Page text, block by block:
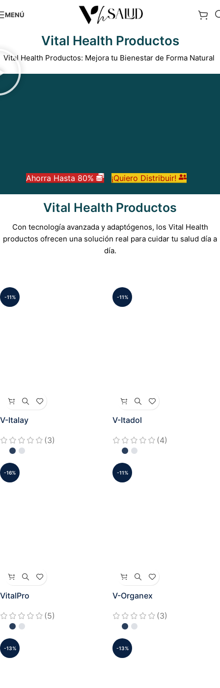
MENÚ
Vital Health Productos
Vital Health Productos: Mejora tu Bienestar de Forma Natural
Ahorra Hasta 80% ¡Quiero Distribuir!
Vital Health Productos
Con tecnología avanzada y adaptógenos, los Vital Health
productos ofrecen una solución real para cuidar tu salud día a
día.
-11%
V-Italay
(3)
-11%
V-Itadol
(4)
-16%
VitalPro
(5)
-11%
V-Organex
(3)
-13% -13%